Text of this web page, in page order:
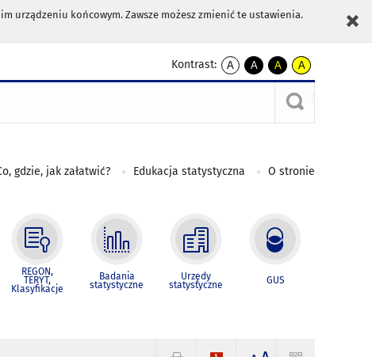
urządzeniu końcowym. Zawsze możesz zmienić te ustawienia.
Kontrast:
A
kontrast
A
kontrast
czarnym
A
kontrast
żółty
tekst
czarnym
A
kontrast
czarny
tekst
żółtym
gdzie, jak załatwić? Edukacja statystyczna O stronie
REGON,
TERYT,
Klasyfikacje
Badania
statystyczne
Urzędy
statystyczne GUS